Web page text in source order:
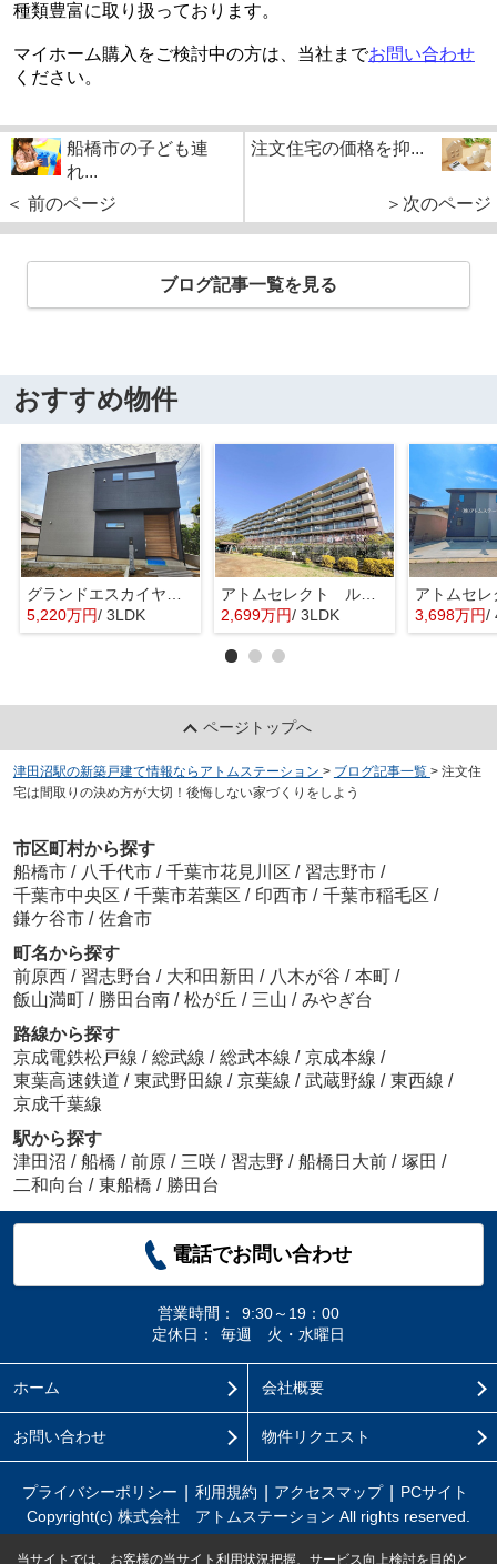
種類豊富に取り扱っております。
マイホーム購入をご検討中の方は、当社までお問い合わせ
ください。
船橋市の子ども連
れ...
＜ 前のページ
注文住宅の価格を抑...
＞次のページ
ブログ記事一覧を見る
おすすめ物件
グランドエスカイヤー二宮１丁目 ３号地
5,220万円/ 3LDK
アトムセレクト ルネ幕張 1階
2,699万円/ 3LDK 3,698万円/
ページトップへ
津田沼駅の新築戸建て情報ならアトムステーション > ブログ記事一覧 > 注文住
宅は間取りの決め方が大切！後悔しない家づくりをしよう
市区町村から探す
船橋市 / 八千代市 / 千葉市花見川区 / 習志野市 /
千葉市中央区 / 千葉市若葉区 / 印西市 / 千葉市稲毛区 /
鎌ケ谷市 / 佐倉市
町名から探す
前原西 / 習志野台 / 大和田新田 / 八木が谷 / 本町 /
飯山満町 / 勝田台南 / 松が丘 / 三山 / みやぎ台
路線から探す
京成電鉄松戸線 / 総武線 / 総武本線 / 京成本線 /
東葉高速鉄道 / 東武野田線 / 京葉線 / 武蔵野線 / 東西線 /
京成千葉線
駅から探す
津田沼 / 船橋 / 前原 / 三咲 / 習志野 / 船橋日大前 / 塚田 /
二和向台 / 東船橋 / 勝田台
電話でお問い合わせ
営業時間：
9:30～19：00
定休日：
毎週 火・水曜日
ホーム 会社概要
お問い合わせ 物件リクエスト
プライバシーポリシー 利用規約 アクセスマップ
PCサイト
Copyright(c) 株式会社 アトムステーション All rights reserved.
当サイトでは、お客様の当サイト利用状況把握、サービス向上検討を目的と